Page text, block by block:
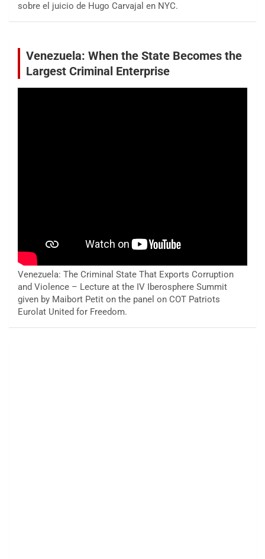
sobre el juicio de Hugo Carvajal en NYC.
Venezuela: When the State Becomes the
Largest Criminal Enterprise
Venezuela: The Criminal State That Exports Corruption
and Violence – Lecture at the IV Iberosphere Summit
given by Maibort Petit on the panel on COT Patriots
Eurolat United for Freedom.